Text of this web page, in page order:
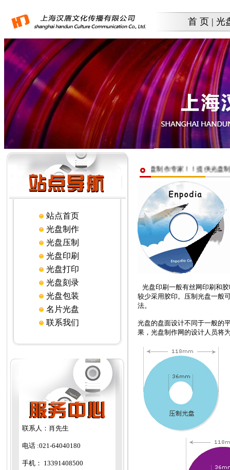
首 页 | 光
站点首页
光盘制作
光盘压制
光盘印刷
光盘打印
光盘刻录
光盘包装
名片光盘
联系我们
联系人：肖先生
电话 :021-64040180
手机： 13391408500
先！上海汉盾文化传播有限公司——你的光盘制作专家！！提供光盘制作
光盘印刷一般有丝网印刷和
较少采用胶印。压制光盘一般
法。
光盘的盘面设计不同于一般的
果，光盘制作网的设计人员将